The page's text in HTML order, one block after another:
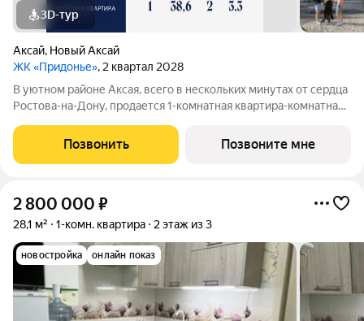
3D-тур
Аксай, Новый Аксай
ЖК «Придонье», 2 квартал 2028
В уютном районе Аксая, всего в нескольких минутах от сердца
Ростова-на-Дону, продается 1-комнатная квартира-комнатная
№2.1. Квартира находится в жилом микрорайоне комфорт-
класса «Придонье» от
Позвонить Позвоните мне
2 800 000 ₽
28,1 м² 1-комн. квартира 2 этаж из 3
новостройка онлайн показ